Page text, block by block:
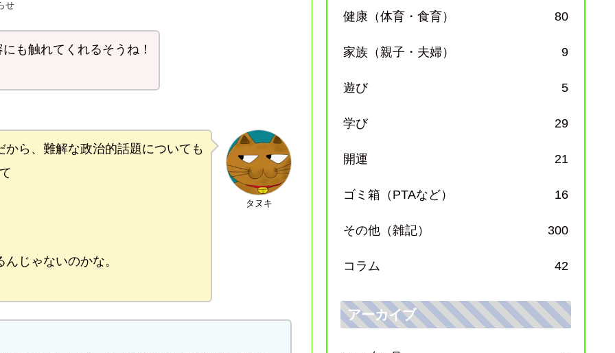
せ
も触れてくれるそうね！
タヌキ
から、難解な政治的話題についても
じゃないのかな。
健康（体育・食育） 80
家族（親子・夫婦） 9
遊び 5
学び 29
開運 21
ゴミ箱（PTAなど） 16
その他（雑記） 300
コラム 42
アーカイブ